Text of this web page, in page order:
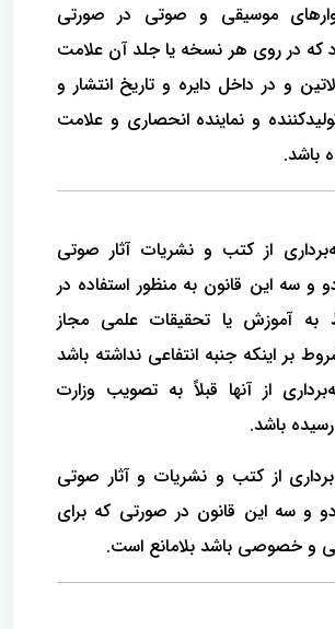
موسیقی و صوتی در صورتی
در روی هر نسخه یا جلد آن علامت
و در داخل دایره و تاریخ انتشار و
و نماینده انحصاری و علامت
باشد.
از کتب و نشریات آثار صوتی
و سه این قانون به منظور استفاده در
به آموزش یا تحقیقات علمی مجاز
بر اینکه جنبه انتفاعی نداشته باشد
از آنها قبلاً به تصویب وزارت
باشد.
از کتب و نشریات و آثار صوتی
و سه این قانون در صورتی که برای
و خصوصی باشد بلامانع است.